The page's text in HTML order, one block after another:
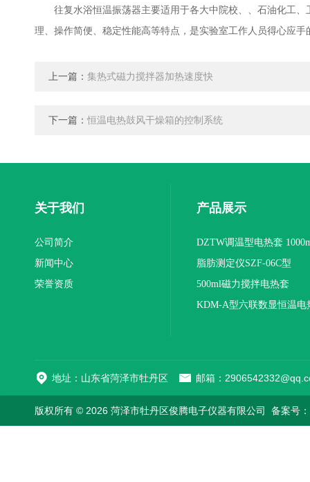
往复水浴恒温振荡器主要适用于各大中院校、、石油化工、
理、操作简便、稳定性能高等特点，是实验室工作人员得心应手
上一篇： 集热式磁力搅拌器加热速度快
下一篇： 恒温电热鼓风干燥箱的控制系统
关于我们
公司简介
新闻中心
荣誉资质
产品展示
DZTW调温型电热套
联
脂肪测定仪SZF-06C型
500ml磁力搅拌电热套
KDM-A型六联数显恒温电
地址：山东省菏泽市牡丹区 邮箱：
版权所有 © 2026 菏泽市牡丹区俊腾电子仪器有限公司 备案号